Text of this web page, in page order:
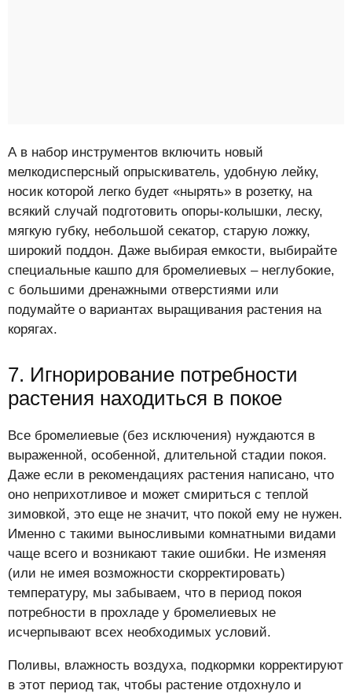
А в набор инструментов включить новый
мелкодисперсный опрыскиватель, удобную лейку,
носик которой легко будет «нырять» в розетку, на
всякий случай подготовить опоры-колышки, леску,
мягкую губку, небольшой секатор, старую ложку,
широкий поддон. Даже выбирая емкости, выбирайте
специальные кашпо для бромелиевых – неглубокие,
с большими дренажными отверстиями или
подумайте о вариантах выращивания растения на
корягах.
7. Игнорирование потребности
растения находиться в покое
Все бромелиевые (без исключения) нуждаются в
выраженной, особенной, длительной стадии покоя.
Даже если в рекомендациях растения написано, что
оно неприхотливое и может смириться с теплой
зимовкой, это еще не значит, что покой ему не нужен.
Именно с такими выносливыми комнатными видами
чаще всего и возникают такие ошибки. Не изменяя
(или не имея возможности скорректировать)
температуру, мы забываем, что в период покоя
потребности в прохладе у бромелиевых не
исчерпывают всех необходимых условий.
Поливы, влажность воздуха, подкормки корректируют
в этот период так, чтобы растение отдохнуло и